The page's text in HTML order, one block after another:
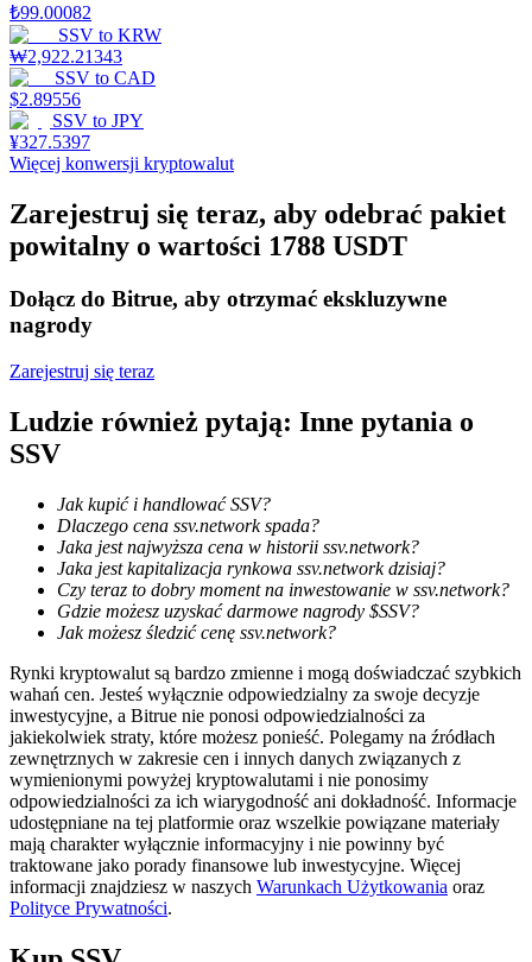
Wysokie zyski i natychmiastowy dostęp
Launchpool
Elastyczne stawianie zakładów, aby zarabiać na popularnych
tokenach
Blokady BTR
Ekskluzywne inwestycje dla posiadaczy BTR
Pożyczki
Usługa pożyczek wspieranych kryptowalutami
₺99.00082
SSV to KRW
₩2,922.21343
SSV to CAD
$2.89556
SSV to JPY
¥327.5397
Więcej konwersji kryptowalut
Zarejestruj się teraz, aby odebrać pakiet
powitalny o wartości 1788 USDT
Dołącz do Bitrue, aby otrzymać ekskluzywne
nagrody
Zarejestruj się teraz
Ludzie również pytają: Inne pytania o
SSV
Jak kupić i handlować SSV?
Dlaczego cena ssv.network spada?
Jaka jest najwyższa cena w historii ssv.network?
Jaka jest kapitalizacja rynkowa ssv.network dzisiaj?
Czy teraz to dobry moment na inwestowanie w ssv.network?
Gdzie możesz uzyskać darmowe nagrody $SSV?
Jak możesz śledzić cenę ssv.network?
Rynki kryptowalut są bardzo zmienne i mogą doświadczać szybkich
wahań cen. Jesteś wyłącznie odpowiedzialny za swoje decyzje
inwestycyjne, a Bitrue nie ponosi odpowiedzialności za
jakiekolwiek straty, które możesz ponieść. Polegamy na źródłach
zewnętrznych w zakresie cen i innych danych związanych z
wymienionymi powyżej kryptowalutami i nie ponosimy
odpowiedzialności za ich wiarygodność ani dokładność. Informacje
udostępniane na tej platformie oraz wszelkie powiązane materiały
mają charakter wyłącznie informacyjny i nie powinny być
traktowane jako porady finansowe lub inwestycyjne. Więcej
informacji znajdziesz w naszych Warunkach Użytkowania oraz
Polityce Prywatności.